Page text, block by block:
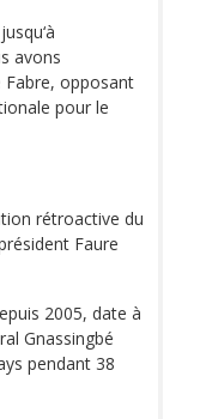
avons
Fabre, opposant
pour le
rétroactive du
Faure
2005, date à
Gnassingbé
pendant 38